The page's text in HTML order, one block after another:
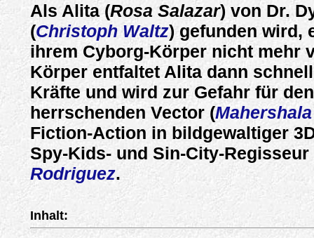
Als Alita (Rosa Salazar) von Dr.
(Christoph Waltz) gefunden wird,
ihrem Cyborg-Körper nicht mehr
Körper entfaltet Alita dann
Kräfte und wird zur Gefahr für
herrschenden Vector (
Fiction-Action in bildgewaltiger
Spy-Kids- und Sin-City-Regisseur
Rodriguez.
Inhalt: